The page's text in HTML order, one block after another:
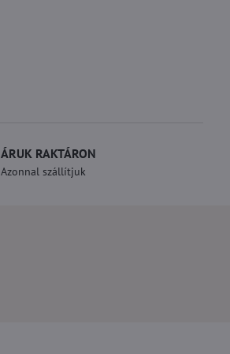
ÁRUK RAKTÁRON
Azonnal szállítjuk